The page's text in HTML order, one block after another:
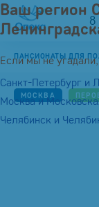
ПАНСИОНАТЫ ДЛЯ
МОСКВА
Ваш регион
Если мы не
Санкт-Петербург и
Москва и
Челябинск и